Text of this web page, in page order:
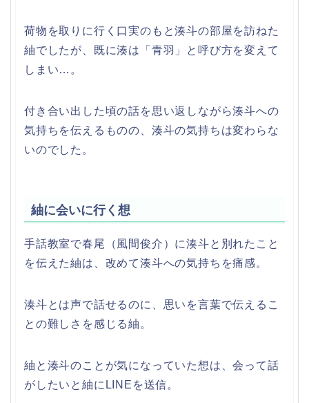
荷物を取りに行く口実のもと湊斗の部屋を訪ねた
紬でしたが、既に湊は「青羽」と呼び方を変えて
しまい…。
付き合い出した頃の話を思い返しながら湊斗への
気持ちを伝えるものの、湊斗の気持ちは変わらな
いのでした。
紬に会いに行く想
手話教室で春尾（風間俊介）に湊斗と別れたこと
を伝えた紬は、改めて湊斗への気持ちを痛感。
湊斗とは声で話せるのに、思いを言葉で伝えるこ
との難しさを感じる紬。
紬と湊斗のことが気になっていた想は、会って話
がしたいと紬にLINEを送信。